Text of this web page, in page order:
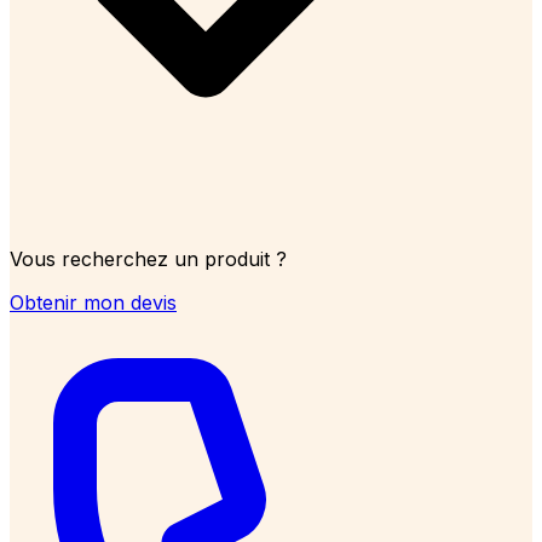
Vous recherchez un produit ?
Obtenir mon devis